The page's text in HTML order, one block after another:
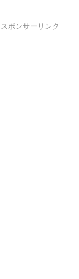
スポンサーリンク